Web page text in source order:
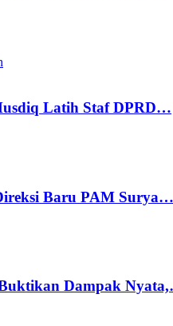
Latih Staf DPRD…
Baru PAM Surya…
Dampak